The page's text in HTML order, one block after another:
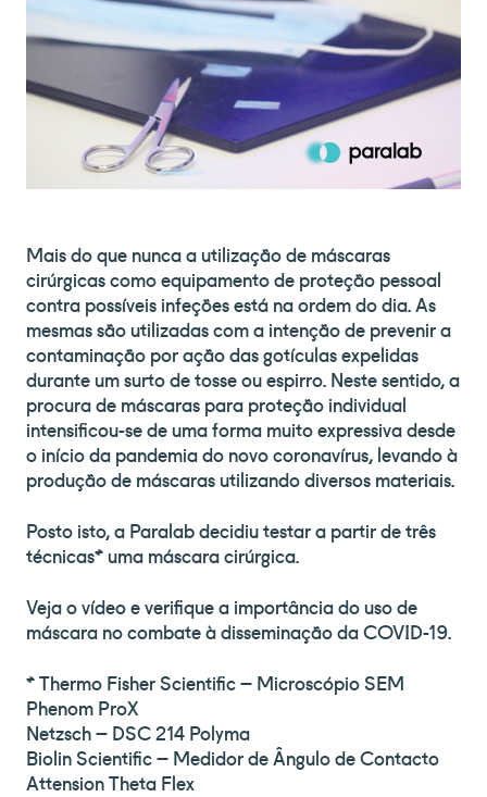
Mais do que nunca a utilização de máscaras
cirúrgicas como equipamento de proteção pessoal
contra possíveis infeções está na ordem do dia. As
mesmas são utilizadas com a intenção de prevenir a
contaminação por ação das gotículas expelidas
durante um surto de tosse ou espirro. Neste sentido, a
procura de máscaras para proteção individual
intensificou-se de uma forma muito expressiva desde
o início da pandemia do novo coronavírus, levando à
produção de máscaras utilizando diversos materiais.
Posto isto, a Paralab decidiu testar a partir de três
técnicas* uma máscara cirúrgica.
Veja o vídeo e verifique a importância do uso de
máscara no combate à disseminação da COVID-19.
* Thermo Fisher Scientific – Microscópio SEM
Phenom ProX
Netzsch – DSC 214 Polyma
Biolin Scientific – Medidor de Ângulo de Contacto
Attension Theta Flex